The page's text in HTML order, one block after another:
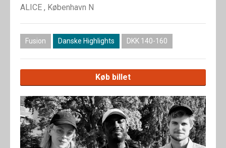
Om
ALICE , København N
Fusion Danske Highlights DKK 140-160
Køb billet